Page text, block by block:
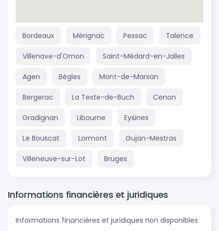
Bordeaux Mérignac Pessac Talence
Villenave-d'Ornon Saint-Médard-en-Jalles
Agen Bègles Mont-de-Marsan
Bergerac La Teste-de-Buch Cenon
Gradignan Libourne Eysines
Le Bouscat Lormont Gujan-Mestras
Villeneuve-sur-Lot Bruges
Informations financières et juridiques
Informations financières et juridiques non disponibles